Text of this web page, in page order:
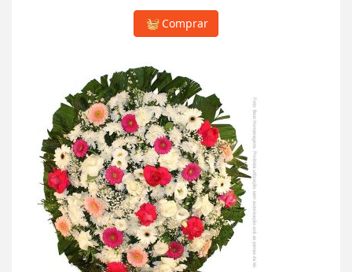
Comprar